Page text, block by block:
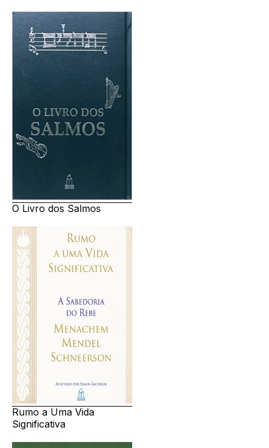
O Livro dos Salmos
Rumo a Uma Vida
Significativa